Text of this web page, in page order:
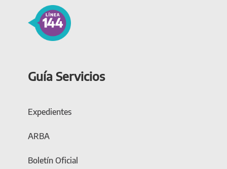
Guía Servicios
Expedientes
ARBA
Boletín Oficial